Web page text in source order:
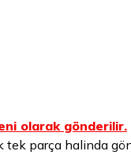
olarak gönderilir.
tek parça halinda